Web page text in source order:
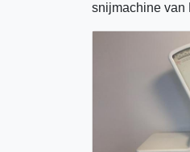
snijmachine van